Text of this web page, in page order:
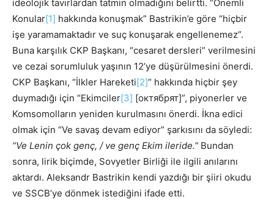
ideolojik tavırlardan tatmin olmadığını belirtti. “Önemli
Konular[1] hakkında konuşmak” Bastrikin’e göre “hiçbir
işe yaramamaktadır ve suç konuşarak engellenemez”.
Buna karşılık CKP Başkanı, “cesaret dersleri” verilmesini
ve cezai sorumluluk yaşının 12’ye düşürülmesini önerdi.
CKP Başkanı, “İlkler Hareketi[2]” hakkında hiçbir şey
duymadığı için “Ekimciler[3] [октябрят]”, piyonerler ve
Komsomolların yeniden kurulmasını önerdi. İkna edici
olmak için “Ve savaş devam ediyor” şarkısını da söyledi:
“Ve Lenin çok genç, / ve genç Ekim ileride.” Bundan
sonra, lirik biçimde, Sovyetler Birliği ile ilgili anılarını
aktardı. Aleksandr Bastrikin kendi yazdığı bir şiiri okudu
ve SSCB’ye dönmek istediğini ifade etti.